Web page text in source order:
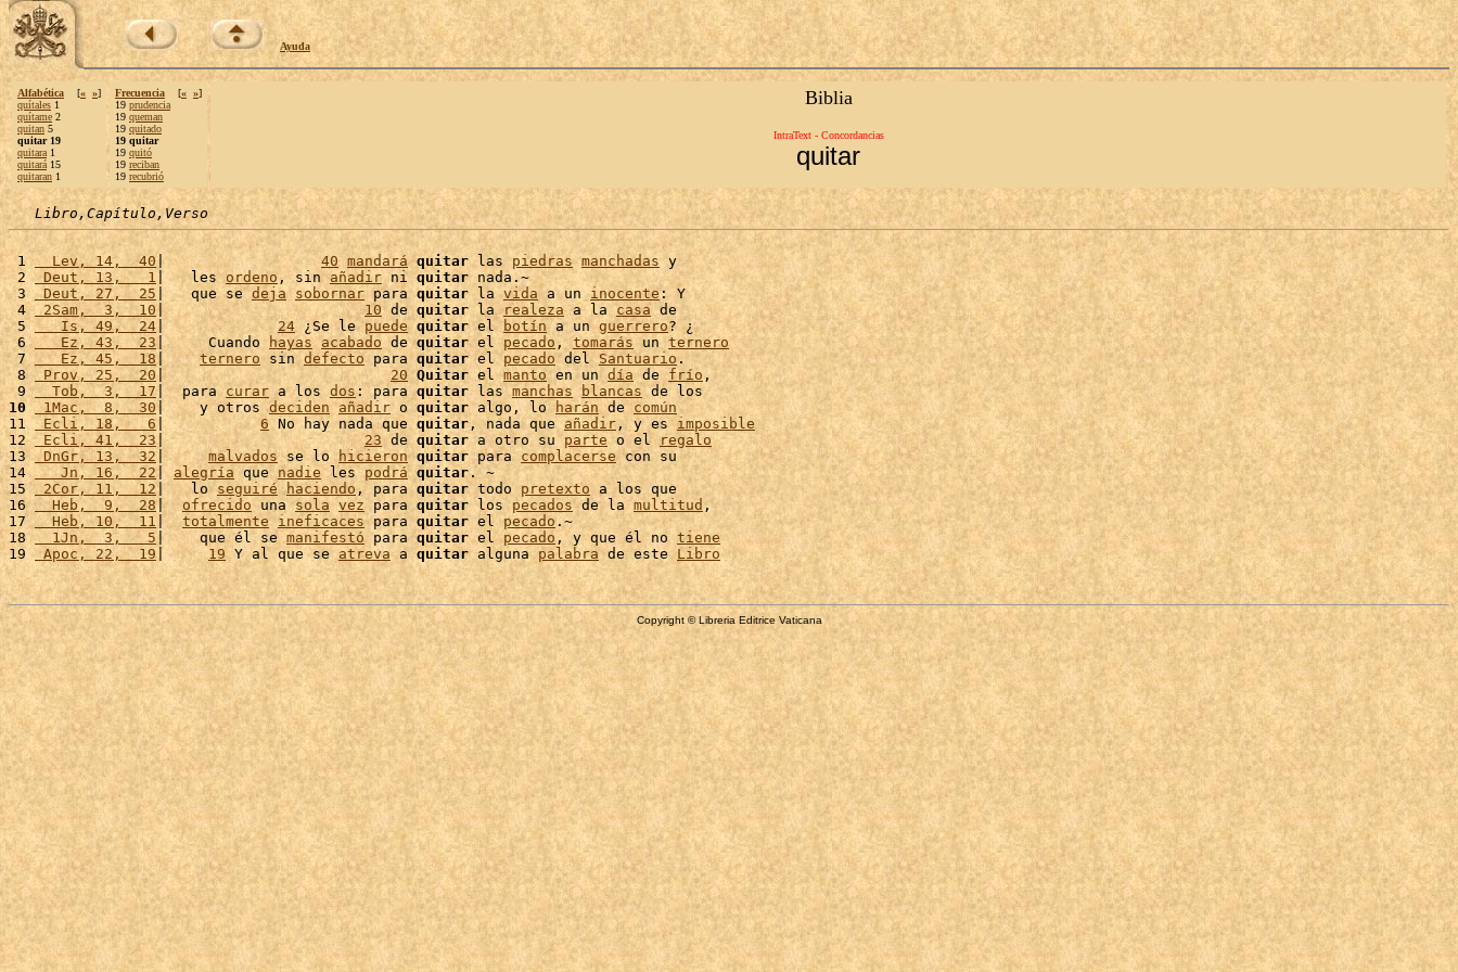
Ayuda
Alfabética [« »]
quítales 1
quítame 2
quitan 5
quitar 19
quitara 1
quitará 15
quitaran 1
Frecuencia [« »]
19 prudencia
19 queman
19 quitado
19 quitar
19 quitó
19 reciban
19 recubrió
Biblia
IntraText - Concordancias
quitar
Libro,Capítulo,Verso
1
  Lev, 14,  40
| 40 mandará quitar las piedras manchadas y
2 Deut, 13,   1 |   les ordeno , sin añadir ni quitar nada.~
3 Deut, 27,  25 |   que se deja sobornar para quitar la vida a un inocente: Y
4
2Sam,  3,  10| 10 de quitar la realeza a la casa de
5
   Is, 49,  24
| 24 ¿Se le puede quitar el botín a un guerrero? ¿
6
   Ez, 43,  23
|     Cuando hayas acabado de quitar el pecado , tomarás un ternero
7
   Ez, 45,  18
| ternero sin defecto para quitar el pecado del Santuario .
8
Prov, 25,  20 | 20 Quitar el manto en un día de frío ,
9
  Tob,  3,  17
|  para curar a los dos: para quitar las manchas blancas
10
1Mac,  8,  30|    y otros deciden añadir o quitar algo, lo harán de común
11 Ecli, 18,   6 | 6 No hay nada que quitar , nada que añadir , y es imposible
12 Ecli, 41,  23 | 23 de quitar a otro su parte o el regalo
13
DnGr, 13,  32| malvados se lo hicieron quitar para complacerse con su
14
   Jn, 16,  22
| alegría que nadie les podrá quitar. ~
15 2Cor, 11,  12|   lo seguiré haciendo , para quitar todo pretexto a los que
16
  Heb,  9,  28
| ofrecido una sola vez para quitar los pecados de la multitud ,
17
  Heb, 10,  11
| totalmente ineficaces para quitar el pecado .~
18
  1Jn,  3,   5
|    que él se manifestó para quitar el pecado , y que él no tiene
19 Apoc, 22,  19 | 19 Y al que se atreva a quitar alguna palabra de este Libro
Copyright © Libreria Editrice Vaticana